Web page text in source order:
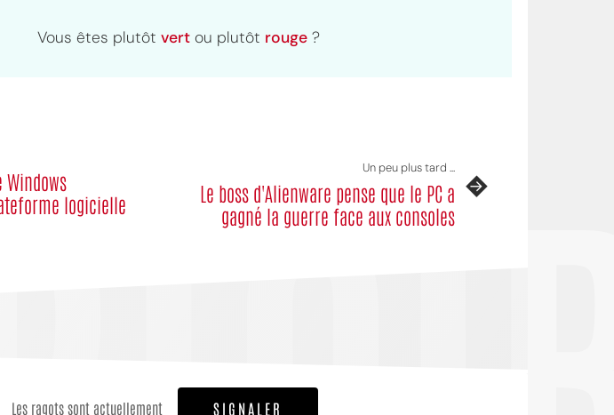
Vous êtes plutôt vert ou plutôt rouge ?
logicielle
Un peu plus tard ...
Le boss d'Alienware pense que le PC a
gagné la guerre face aux consoles
Les ragots sont actuellement
SIGNALER